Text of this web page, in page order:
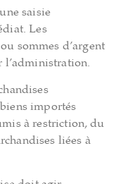
saisie
Les
sommes d’argent
l’administration.
importés
à restriction, du
liées à